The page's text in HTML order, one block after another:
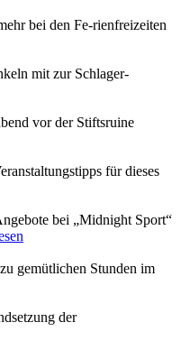
bei den Fe-rienfreizeiten
mit zur Schlager-
vor der Stiftsruine
für dieses
bei „Midnight Sport“
gemütlichen Stunden im
der